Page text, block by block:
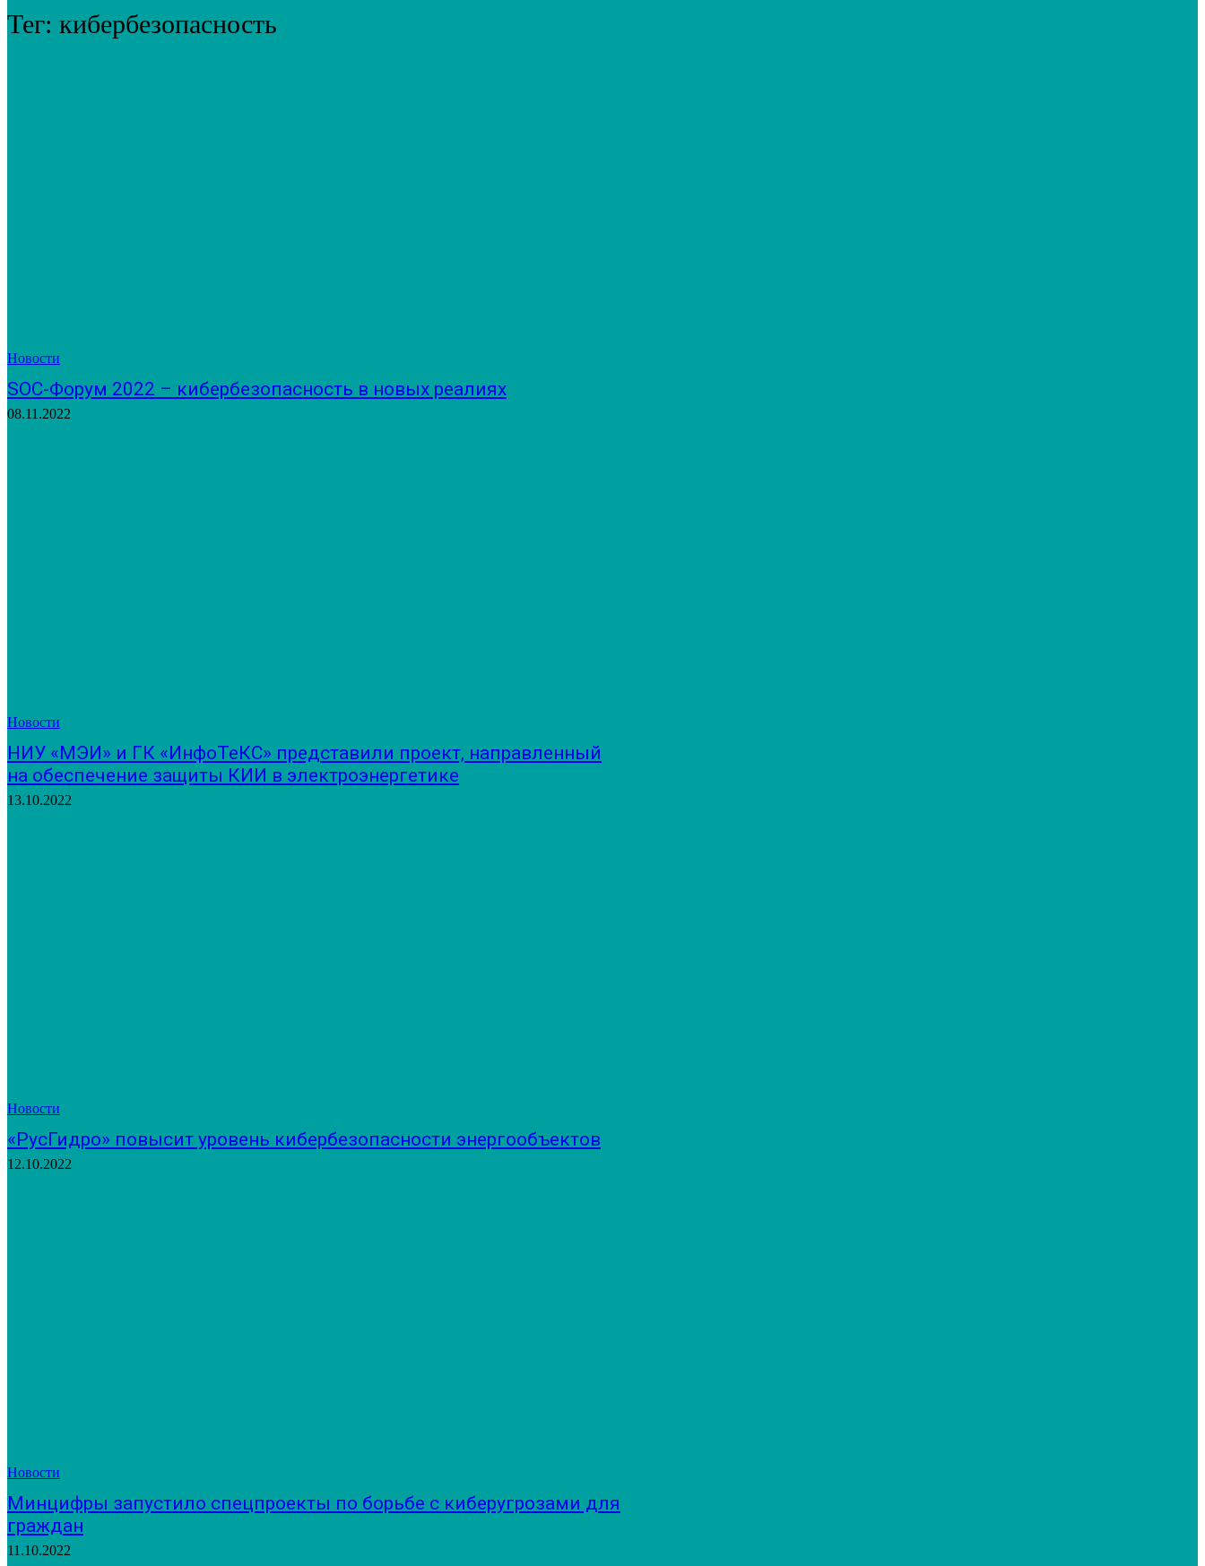
Тег: кибербезопасность
Новости
SOC-Форум 2022 – кибербезопасность в новых реалиях
08.11.2022
Новости
НИУ «МЭИ» и ГК «ИнфоТеКС» представили проект, направленный
на обеспечение защиты КИИ в электроэнергетике
13.10.2022
Новости
«РусГидро» повысит уровень кибербезопасности энергообъектов
12.10.2022
Новости
Минцифры запустило спецпроекты по борьбе с киберугрозами для
граждан
11.10.2022